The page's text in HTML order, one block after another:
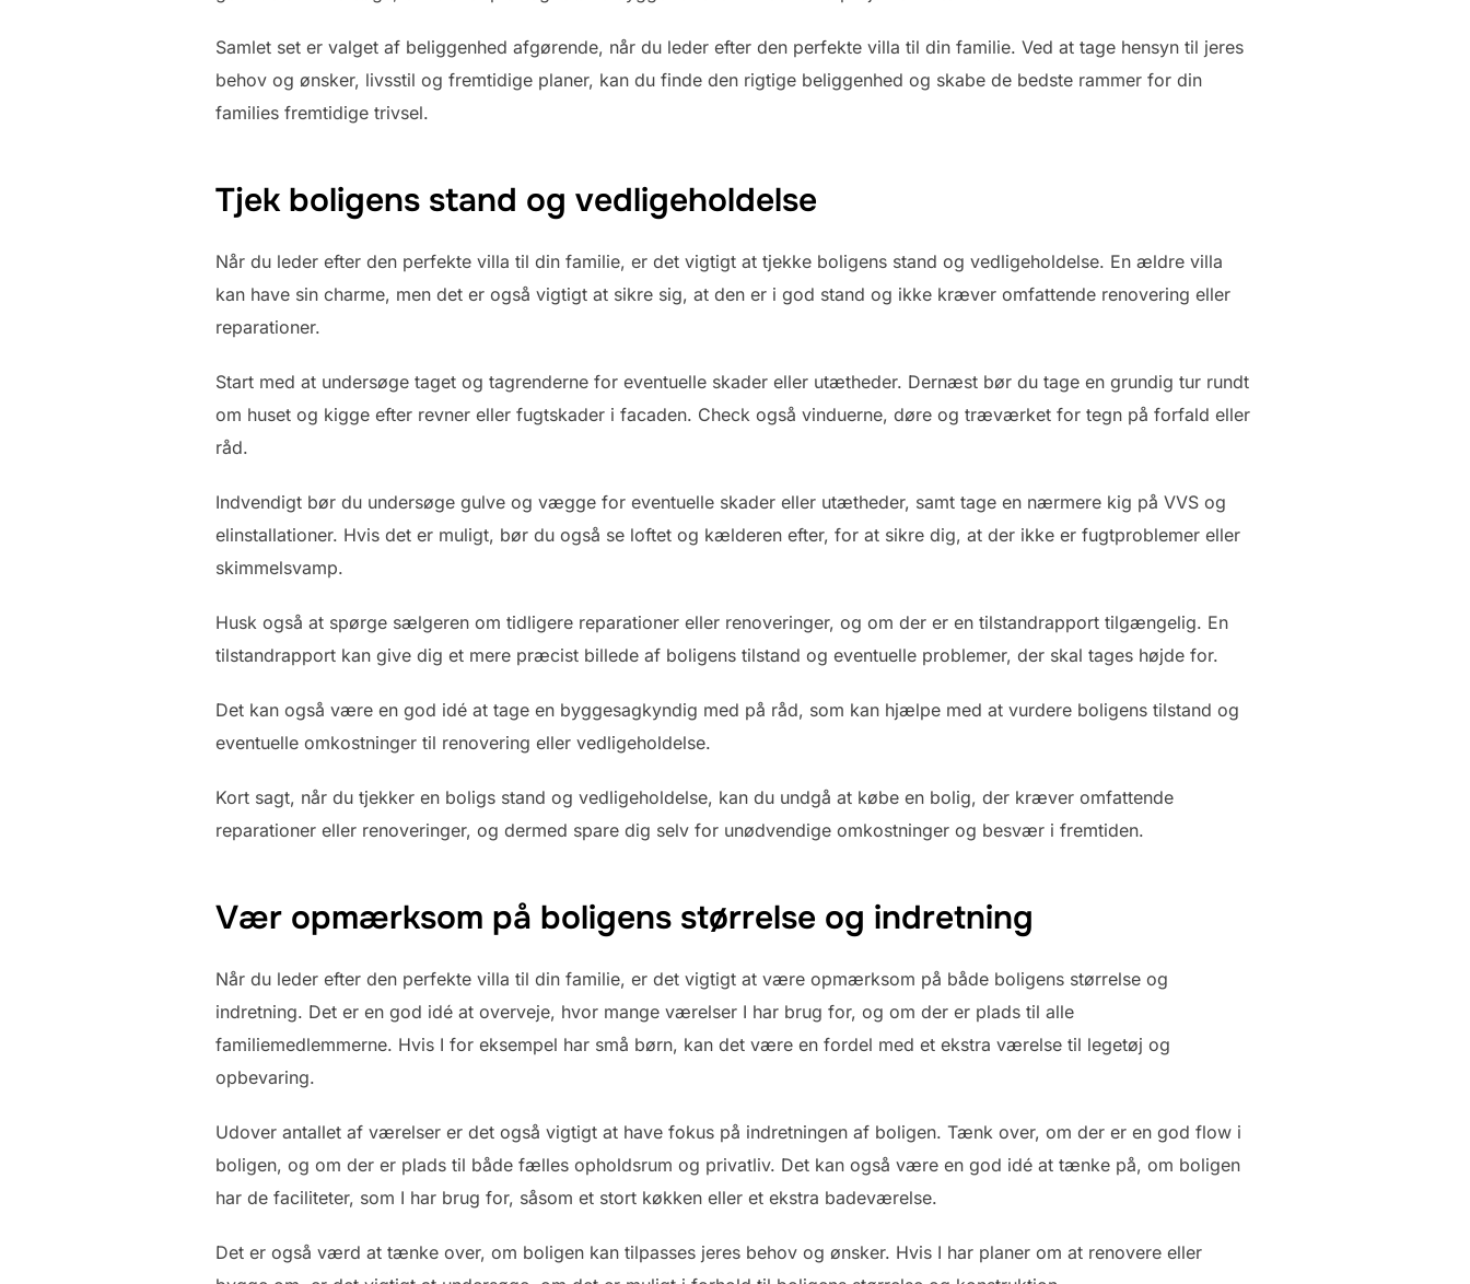
Samlet set er valget af beliggenhed afgørende, når du leder efter den perfekte villa til din familie. Ved at tage hensyn til jeres
behov og ønsker, livsstil og fremtidige planer, kan du finde den rigtige beliggenhed og skabe de bedste rammer for din
families fremtidige trivsel.
Tjek boligens stand og vedligeholdelse
Når du leder efter den perfekte villa til din familie, er det vigtigt at tjekke boligens stand og vedligeholdelse. En ældre villa
kan have sin charme, men det er også vigtigt at sikre sig, at den er i god stand og ikke kræver omfattende renovering eller
reparationer.
Start med at undersøge taget og tagrenderne for eventuelle skader eller utætheder. Dernæst bør du tage en grundig tur rundt
om huset og kigge efter revner eller fugtskader i facaden. Check også vinduerne, døre og træværket for tegn på forfald eller
råd.
Indvendigt bør du undersøge gulve og vægge for eventuelle skader eller utætheder, samt tage en nærmere kig på VVS og
elinstallationer. Hvis det er muligt, bør du også se loftet og kælderen efter, for at sikre dig, at der ikke er fugtproblemer eller
skimmelsvamp.
Husk også at spørge sælgeren om tidligere reparationer eller renoveringer, og om der er en tilstandrapport tilgængelig. En
tilstandrapport kan give dig et mere præcist billede af boligens tilstand og eventuelle problemer, der skal tages højde for.
Det kan også være en god idé at tage en byggesagkyndig med på råd, som kan hjælpe med at vurdere boligens tilstand og
eventuelle omkostninger til renovering eller vedligeholdelse.
Kort sagt, når du tjekker en boligs stand og vedligeholdelse, kan du undgå at købe en bolig, der kræver omfattende
reparationer eller renoveringer, og dermed spare dig selv for unødvendige omkostninger og besvær i fremtiden.
Vær opmærksom på boligens størrelse og indretning
Når du leder efter den perfekte villa til din familie, er det vigtigt at være opmærksom på både boligens størrelse og
indretning. Det er en god idé at overveje, hvor mange værelser I har brug for, og om der er plads til alle
familiemedlemmerne. Hvis I for eksempel har små børn, kan det være en fordel med et ekstra værelse til legetøj og
opbevaring.
Udover antallet af værelser er det også vigtigt at have fokus på indretningen af boligen. Tænk over, om der er en god flow i
boligen, og om der er plads til både fælles opholdsrum og privatliv. Det kan også være en god idé at tænke på, om boligen
har de faciliteter, som I har brug for, såsom et stort køkken eller et ekstra badeværelse.
Det er også værd at tænke over, om boligen kan tilpasses jeres behov og ønsker. Hvis I har planer om at renovere eller